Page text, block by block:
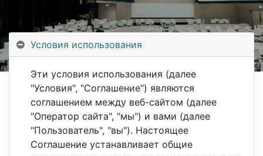
This event is finished. It's no longer possible to
book a booth.
Условия использования
Эти условия использования (далее
"Условия", "Соглашение") являются
соглашением между веб-сайтом (далее
"Оператор сайта", "мы") и вами (далее
"Пользователь", "вы"). Настоящее
Соглашение устанавливает общие